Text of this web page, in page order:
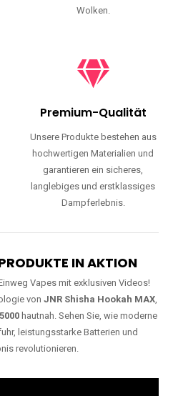
Wolken.
Premium-Qualität
Unsere Produkte bestehen aus
hochwertigen Materialien und
garantieren ein sicheres,
langlebiges und erstklassiges
Dampferlebnis.
IN AKTION
Vapes mit exklusiven Videos!
von JNR Shisha Hookah MAX,
hautnah. Sehen Sie, wie moderne
leistungsstarke Batterien und
revolutionieren.